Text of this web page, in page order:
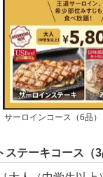
サーロインコース（6品）
ステーキコース（3